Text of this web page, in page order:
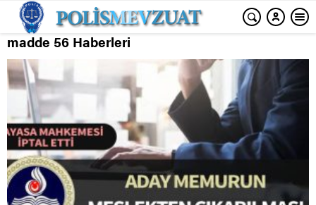
madde 56 Haberleri